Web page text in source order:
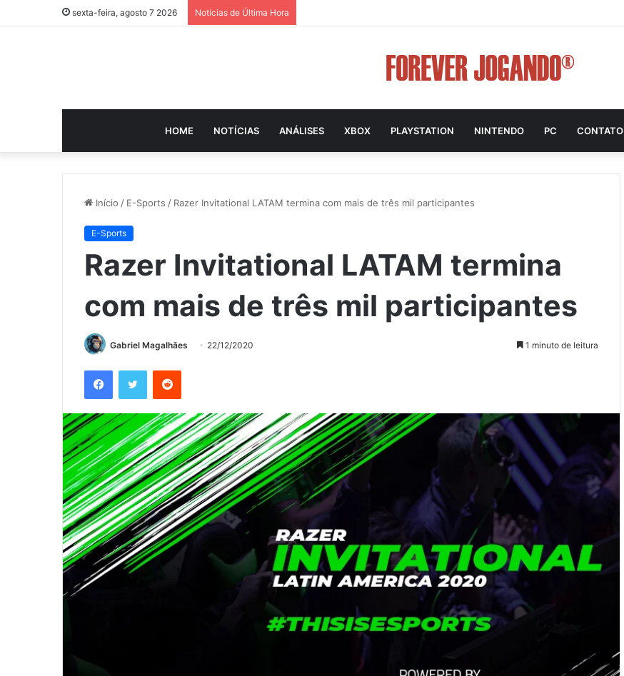
sexta-feira, agosto 7 2026 Notícias de Última Hora
HOME NOTÍCIAS ANÁLISES XBOX PLAYSTATION NINTENDO PC CONTATO
Início / E-Sports / Razer Invitational LATAM termina com mais de três mil participantes
E-Sports
Razer Invitational LATAM termina
com mais de três mil participantes
Gabriel Magalhães 22/12/2020 1 minuto de leitura